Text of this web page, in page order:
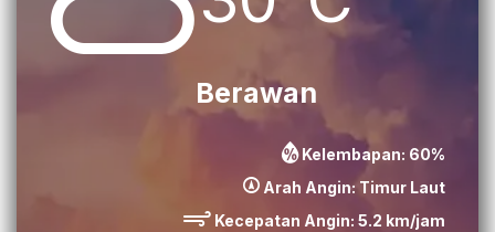
Berawan
Kelembapan: 60%
Arah Angin: Timur Laut
Kecepatan Angin: 5.2 km/jam